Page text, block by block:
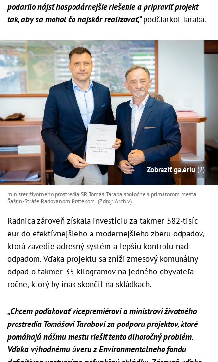
podarilo nájsť hospodárnejšie riešenie a pripraviť projekt
tak, aby sa mohol čo najskôr realizovať,“podčiarkol Taraba.
Zobraziť galériu (2)
minister životného prostredia SR Tomáš Taraba spoločne s primátorom mesta
Šaštín-Stráže Radovanom Prstekom (Zdroj: Archív)
Radnica zároveň získala investíciu za takmer 582-tisíc
eur do efektívnejšieho a modernejšieho zberu odpadov,
ktorá zavedie adresný systém a lepšiu kontrolu nad
odpadom. Vďaka projektu sa zníži zmesový komunálny
odpad o takmer 35 kilogramov na jedného obyvateľa
ročne, ktorý by inak skončil na skládkach.
„Chcem poďakovať vicepremiérovi a ministrovi životného
prostredia Tomášovi Tarabovi za podporu projektov, ktoré
pomáhajú nášmu mestu riešiť tento dlhoročný problém.
Vďaka výhodnému úveru z Environmentálneho fondu